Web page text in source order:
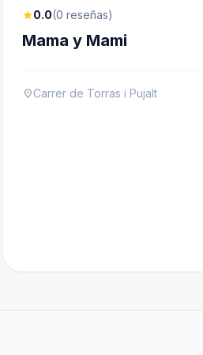
star0.0(0 reseñas)
Mama y Mami
location_onCarrer de Torras i Pujalt